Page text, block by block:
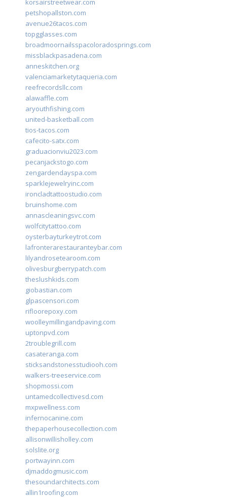
korsairstreetwear.com
petshopallston.com
avenue26tacos.com
topgglasses.com
broadmoornailsspacoloradosprings.com
missblackpasadena.com
anneskitchen.org
valenciamarketytaqueria.com
reefrecordsllc.com
alawaffle.com
aryouthfishing.com
united-basketball.com
tios-tacos.com
cafecito-satx.com
graduacionviu2023.com
pecanjackstogo.com
zengardendayspa.com
sparklejewelryinc.com
ironcladtattoostudio.com
bruinshome.com
annascleaningsvc.com
wolfcitytattoo.com
oysterbayturkeytrot.com
lafronterarestauranteybar.com
lilyandrosetearoom.com
olivesburgberrypatch.com
theslushkids.com
giobastian.com
glpascensori.com
rifloorepoxy.com
woolleymillingandpaving.com
uptonpvd.com
2troublegrill.com
casateranga.com
sticksandstonesstudiooh.com
walkers-treeservice.com
shopmossi.com
untamedcollectivesd.com
mxpwellness.com
infernocanine.com
thepaperhousecollection.com
allisonwillisholley.com
solslite.org
portwayinn.com
djmaddogmusic.com
thesoundarchitects.com
allin1roofing.com